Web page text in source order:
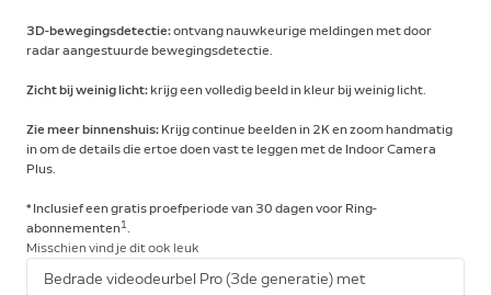
3D-bewegingsdetectie:ontvang nauwkeurige meldingen met door
radar aangestuurde bewegingsdetectie.
Zicht bij weinig licht:krijg een volledig beeld in kleur bij weinig licht.
Zie meer binnenshuis: Krijg continue beelden in 2K en zoom handmatig
in om de details die ertoe doen vast te leggen met de Indoor Camera
Plus.
* Inclusief een gratis proefperiode van 30 dagen voor Ring-
abonnementen1.
Misschien vind je dit ook leuk
Bedrade videodeurbel Pro (3de generatie) met